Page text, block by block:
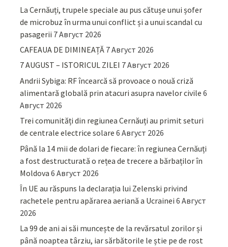
La Cernăuți, trupele speciale au pus cătușe unui șofer
de microbuz în urma unui conflict și a unui scandal cu
pasagerii 7 Август 2026
CAFEAUA DE DIMINEAȚĂ 7 Август 2026
7 AUGUST – ISTORICUL ZILEI 7 Август 2026
Andrii Sybiga: RF încearcă să provoace o nouă criză
alimentară globală prin atacuri asupra navelor civile 6
Август 2026
Trei comunități din regiunea Cernăuți au primit seturi
de centrale electrice solare 6 Август 2026
Până la 14 mii de dolari de fiecare: în regiunea Cernăuți
a fost destructurată o rețea de trecere a bărbaților în
Moldova 6 Август 2026
În UE au răspuns la declarația lui Zelenski privind
rachetele pentru apărarea aeriană a Ucrainei 6 Август
2026
La 99 de ani ai săi muncește de la revărsatul zorilor și
până noaptea târziu, iar sărbătorile le știe pe de rost